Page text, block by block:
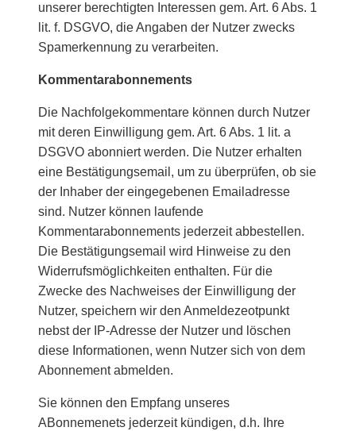
unserer berechtigten Interessen gem. Art. 6 Abs. 1
lit. f. DSGVO, die Angaben der Nutzer zwecks
Spamerkennung zu verarbeiten.
Kommentarabonnements
Die Nachfolgekommentare können durch Nutzer
mit deren Einwilligung gem. Art. 6 Abs. 1 lit. a
DSGVO abonniert werden. Die Nutzer erhalten
eine Bestätigungsemail, um zu überprüfen, ob sie
der Inhaber der eingegebenen Emailadresse
sind. Nutzer können laufende
Kommentarabonnements jederzeit abbestellen.
Die Bestätigungsemail wird Hinweise zu den
Widerrufsmöglichkeiten enthalten. Für die
Zwecke des Nachweises der Einwilligung der
Nutzer, speichern wir den Anmeldezeotpunkt
nebst der IP-Adresse der Nutzer und löschen
diese Informationen, wenn Nutzer sich von dem
Abonnement abmelden.
Sie können den Empfang unseres
ABonnemenets jederzeit kündigen, d.h. Ihre